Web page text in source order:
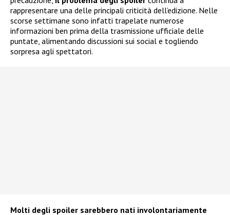
rappresentare una delle principali criticità dell’edizione. Nelle
scorse settimane sono infatti trapelate numerose
informazioni ben prima della trasmissione ufficiale delle
puntate, alimentando discussioni sui social e togliendo
sorpresa agli spettatori.
Molti degli spoiler sarebbero nati involontariamente